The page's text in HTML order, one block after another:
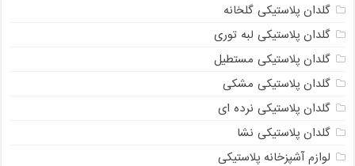
گلدان پلاستیکی گلخانه
گلدان پلاستیکی لبه توری
گلدان پلاستیکی مستطیل
گلدان پلاستیکی مشکی
گلدان پلاستیکی نرده ای
گلدان پلاستیکی نشا
لوازم آشپزخانه پلاستیکی